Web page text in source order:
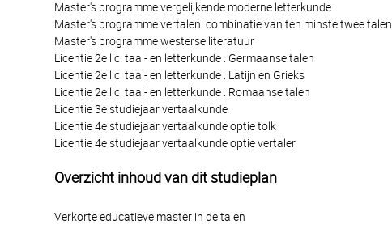
Master's programme vergelijkende moderne letterkunde
Master's programme vertalen: combinatie van ten minste twee talen
Master's programme westerse literatuur
Licentie 2e lic. taal- en letterkunde : Germaanse talen
Licentie 2e lic. taal- en letterkunde : Latijn en Grieks
Licentie 2e lic. taal- en letterkunde : Romaanse talen
Licentie 3e studiejaar vertaalkunde
Licentie 4e studiejaar vertaalkunde optie tolk
Licentie 4e studiejaar vertaalkunde optie vertaler
Overzicht inhoud van dit studieplan
Verkorte educatieve master in de talen